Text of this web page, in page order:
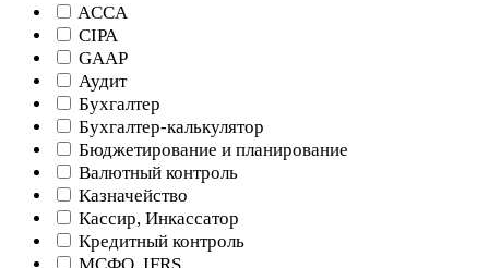
ACCA
CIPA
GAAP
Аудит
Бухгалтер
Бухгалтер-калькулятор
Бюджетирование и планирование
Валютный контроль
Казначейство
Кассир, Инкассатор
Кредитный контроль